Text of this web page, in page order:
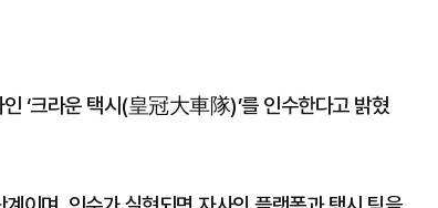
‘크라운 택시(皇冠大車隊)’를 인수한다고 밝혔